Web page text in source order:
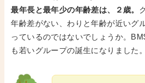
最年長と最年少の年齢差は、２歳。
年齢差がない、わりと年齢が近いグ
っているのではないでしょうか。
も若いグループの誕生になりました。